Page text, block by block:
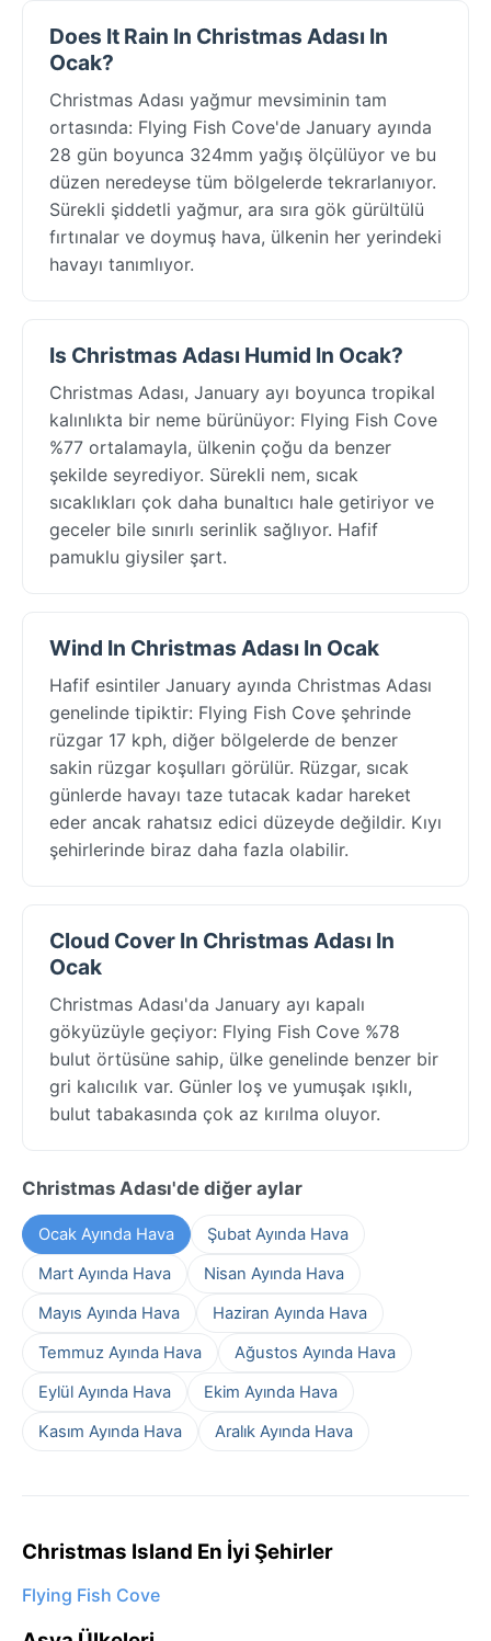
Does It Rain In Christmas Adası In
Ocak?
Christmas Adası yağmur mevsiminin tam
ortasında: Flying Fish Cove'de January ayında
28 gün boyunca 324mm yağış ölçülüyor ve bu
düzen neredeyse tüm bölgelerde tekrarlanıyor.
Sürekli şiddetli yağmur, ara sıra gök gürültülü
fırtınalar ve doymuş hava, ülkenin her yerindeki
havayı tanımlıyor.
Is Christmas Adası Humid In Ocak?
Christmas Adası, January ayı boyunca tropikal
kalınlıkta bir neme bürünüyor: Flying Fish Cove
%77 ortalamayla, ülkenin çoğu da benzer
şekilde seyrediyor. Sürekli nem, sıcak
sıcaklıkları çok daha bunaltıcı hale getiriyor ve
geceler bile sınırlı serinlik sağlıyor. Hafif
pamuklu giysiler şart.
Wind In Christmas Adası In Ocak
Hafif esintiler January ayında Christmas Adası
genelinde tipiktir: Flying Fish Cove şehrinde
rüzgar 17 kph, diğer bölgelerde de benzer
sakin rüzgar koşulları görülür. Rüzgar, sıcak
günlerde havayı taze tutacak kadar hareket
eder ancak rahatsız edici düzeyde değildir. Kıyı
şehirlerinde biraz daha fazla olabilir.
Cloud Cover In Christmas Adası In
Ocak
Christmas Adası'da January ayı kapalı
gökyüzüyle geçiyor: Flying Fish Cove %78
bulut örtüsüne sahip, ülke genelinde benzer bir
gri kalıcılık var. Günler loş ve yumuşak ışıklı,
bulut tabakasında çok az kırılma oluyor.
Christmas Adası'de diğer aylar
Ocak Ayında Hava
Şubat Ayında Hava
Mart Ayında Hava
Nisan Ayında Hava
Mayıs Ayında Hava
Haziran Ayında Hava
Temmuz Ayında Hava
Ağustos Ayında Hava
Eylül Ayında Hava
Ekim Ayında Hava
Kasım Ayında Hava
Aralık Ayında Hava
Christmas Island En İyi Şehirler
Flying Fish Cove